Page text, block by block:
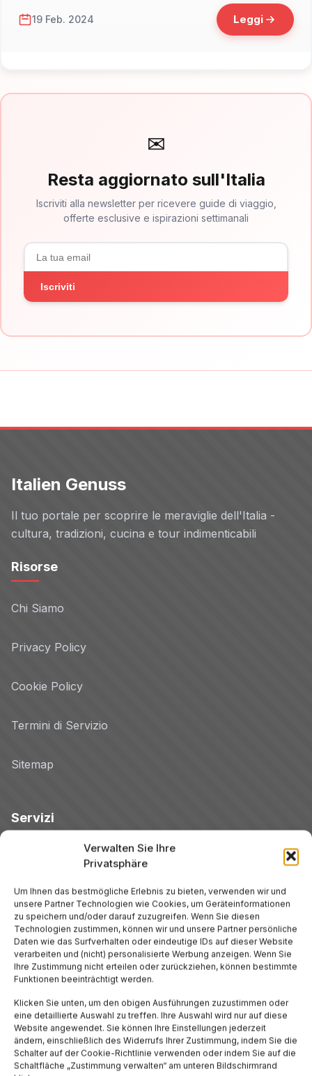
Verwalten Sie Ihre
Privatsphäre
Um Ihnen das bestmögliche Erlebnis zu bieten, verwenden wir und
unsere Partner Technologien wie Cookies, um Geräteinformationen
zu speichern und/oder darauf zuzugreifen. Wenn Sie diesen
Technologien zustimmen, können wir und unsere Partner persönliche
Daten wie das Surfverhalten oder eindeutige IDs auf dieser Website
verarbeiten und (nicht) personalisierte Werbung anzeigen. Wenn Sie
Ihre Zustimmung nicht erteilen oder zurückziehen, können bestimmte
Funktionen beeinträchtigt werden.
Klicken Sie unten, um den obigen Ausführungen zuzustimmen oder
eine detaillierte Auswahl zu treffen. Ihre Auswahl wird nur auf diese
Website angewendet. Sie können Ihre Einstellungen jederzeit
ändern, einschließlich des Widerrufs Ihrer Zustimmung, indem Sie die
Schalter auf der Cookie-Richtlinie verwenden oder indem Sie auf die
Schaltfläche „Zustimmung verwalten“ am unteren Bildschirmrand
19 Feb. 2024 Leggi
✉
Resta aggiornato sull'Italia
Iscriviti alla newsletter per ricevere guide di viaggio,
offerte esclusive e ispirazioni settimanali
Iscriviti
Italien Genuss
Il tuo portale per scoprire le meraviglie dell'Italia -
cultura, tradizioni, cucina e tour indimenticabili
Risorse
Chi Siamo
Privacy Policy
Cookie Policy
Termini di Servizio
Sitemap
Servizi
Voli
Noleggio Auto
Tour
Blog
Promo